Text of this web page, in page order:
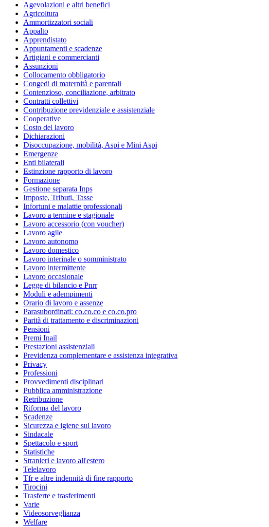
Agevolazioni e altri benefici
Agricoltura
Ammortizzatori sociali
Appalto
Apprendistato
Appuntamenti e scadenze
Artigiani e commercianti
Assunzioni
Collocamento obbligatorio
Congedi di maternità e parentali
Contenzioso, conciliazione, arbitrato
Contratti collettivi
Contribuzione previdenziale e assistenziale
Cooperative
Costo del lavoro
Dichiarazioni
Disoccupazione, mobilità, Aspi e Mini Aspi
Emergenze
Enti bilaterali
Estinzione rapporto di lavoro
Formazione
Gestione separata Inps
Imposte, Tributi, Tasse
Infortuni e malattie professionali
Lavoro a termine e stagionale
Lavoro accessorio (con voucher)
Lavoro agile
Lavoro autonomo
Lavoro domestico
Lavoro interinale o somministrato
Lavoro intermittente
Lavoro occasionale
Legge di bilancio e Pnrr
Moduli e adempimenti
Orario di lavoro e assenze
Parasubordinati: co.co.co e co.co.pro
Parità di trattamento e discriminazioni
Pensioni
Premi Inail
Prestazioni assistenziali
Previdenza complementare e assistenza integrativa
Privacy
Professioni
Provvedimenti disciplinari
Pubblica amministrazione
Retribuzione
Riforma del lavoro
Scadenze
Sicurezza e igiene sul lavoro
Sindacale
Spettacolo e sport
Statistiche
Stranieri e lavoro all'estero
Telelavoro
Tfr e altre indennità di fine rapporto
Tirocini
Trasferte e trasferimenti
Varie
Videosorveglianza
Welfare